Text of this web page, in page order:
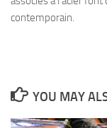
contemporain.
YOU MAY